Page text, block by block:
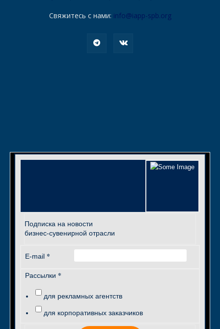
Свяжитесь с нами: info@iapp-spb.org
Подписка на новости
бизнес-сувенирной отрасли
E-mail *
Рассылки *
для рекламных агентств
для корпоративных заказчиков